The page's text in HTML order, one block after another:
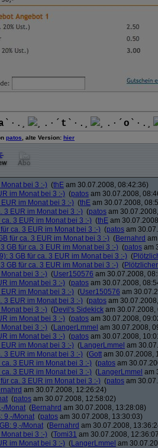
`·.¸ ¸.·´ t `·.¸ ¸.·´ o `·.¸
patos , alte Version: hier
bei 3 :-) (thE am 30.07.2008, 08:42:36)
im Monat bei 3 :-) (patos am 30.07.2008,
im Monat bei 3 :-) (thE am 30.07.2008,
3 EUR im Monat bei 3 :-) (patos am
ca. 3 EUR im Monat bei 3 :-) (thE am
ca. 3 EUR im Monat bei 3 :-) (patos am
für ca. 3 EUR im Monat bei 3 :-) (Bernahrd
GB für ca. 3 EUR im Monat bei 3 :-) (patos am
3 GB für ca. 3 EUR im Monat bei 3 :-) (
GB für ca. 3 EUR im Monat bei 3 :-) (
bei 3 :-) (User150576 am 30.07.2008,
im Monat bei 3 :-) (patos am 30.07.2008,
im Monat bei 3 :-) (User150576 am
3 EUR im Monat bei 3 :-) (patos am
bei 3 :-) (Devil's Sidekick am 30.07.2008,
im Monat bei 3 :-) (patos am 30.07.2008,
bei 3 :-) (LangerLmmel am 30.07.2008,
im Monat bei 3 :-) (patos am 30.07.2008,
im Monat bei 3 :-) (LangerLmmel am
3 EUR im Monat bei 3 :-) (Gott am 30.07.2008,
ca. 3 EUR im Monat bei 3 :-) (patos am
ca. 3 EUR im Monat bei 3 :-) (LangerLmmel am
ca. 3 EUR im Monat bei 3 :-) (patos am
am 30.07.2008, 12:26:24)
(patos am 30.07.2008, 12:58:02)
Monat (Bernahrd am 30.07.2008, 13:28:08)
9,-/Monat (patos am 30.07.2008, 13:30:03)
9,-/Monat (Bernahrd am 30.07.2008,
bei 3 :-) (Tomi31 am 30.07.2008,
im Monat bei 3 :-) (LangerLmmel am